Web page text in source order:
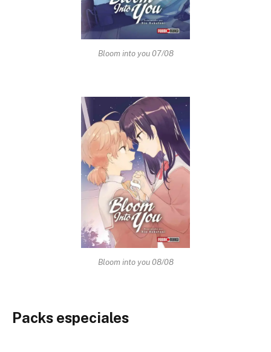
Bloom into you 07/08
Bloom into you 08/08
Packs especiales